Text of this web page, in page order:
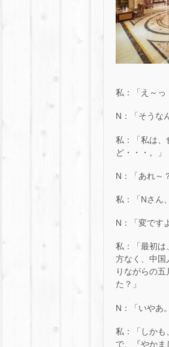
私：「え～っ
N：「そうな
私：「私は、
ど・・・。」
N：「あれ～
私：「Nさん
N：「変です
私：「最初は
方なく、中国
りながらの
た？」
N：「いやあ
私：「しかも
で、『やか